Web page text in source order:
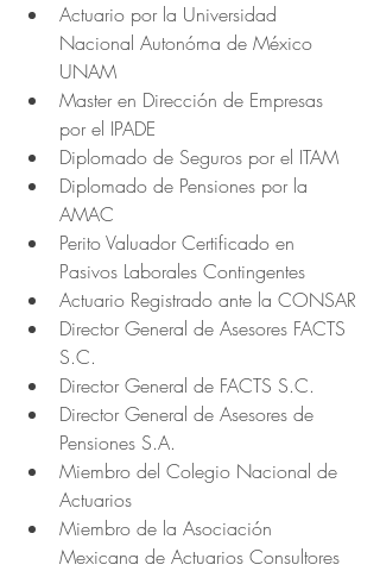
Actuario por la Universidad
Nacional Autonóma de México
UNAM
Master en Dirección de Empresas
por el IPADE
Diplomado de Seguros por el ITAM
Diplomado de Pensiones por la
AMAC
Perito Valuador Certificado en
Pasivos Laborales Contingentes
Actuario Registrado ante la CONSAR
Director General de Asesores FACTS
S.C.
Director General de FACTS S.C.
Director General de Asesores de
Pensiones S.A.
Miembro del Colegio Nacional de
Actuarios
Miembro de la Asociación
Mexicana de Actuarios Consultores